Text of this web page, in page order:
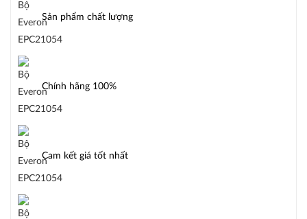
Sản phẩm chất lượng
Chính hãng 100%
Cam kết giá tốt nhất